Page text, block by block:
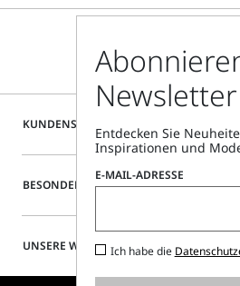
KUNDENSERVICE
BESONDERE SERVICES
UNSERE WEBSITE
Newsletter
Entdecken Sie
Inspirationen und
E-MAIL-ADRESSE
Ich habe die